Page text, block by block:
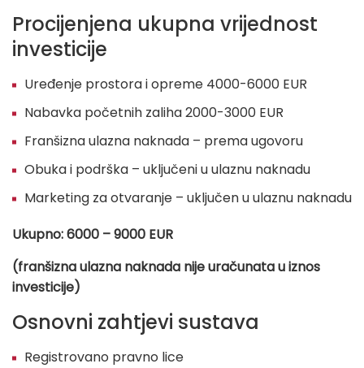
Procijenjena ukupna vrijednost
investicije
Uređenje prostora i opreme 4000-6000 EUR
Nabavka početnih zaliha 2000-3000 EUR
Franšizna ulazna naknada – prema ugovoru
Obuka i podrška – uključeni u ulaznu naknadu
Marketing za otvaranje – uključen u ulaznu naknadu
Ukupno: 6000 – 9000 EUR
(franšizna ulazna naknada nije uračunata u iznos
investicije)
Osnovni zahtjevi sustava
Registrovano pravno lice